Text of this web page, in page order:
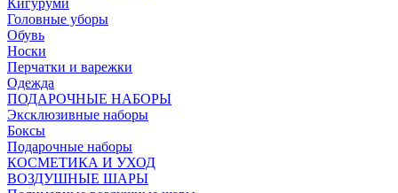
Кигуруми
Головные уборы
Обувь
Носки
Перчатки и варежки
Одежда
ПОДАРОЧНЫЕ НАБОРЫ
Эксклюзивные наборы
Боксы
Подарочные наборы
КОСМЕТИКА И УХОД
ВОЗДУШНЫЕ ШАРЫ